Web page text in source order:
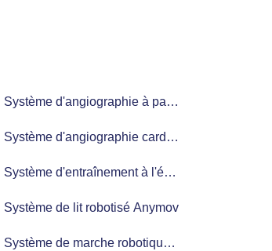
à panneaux plats
Système d'angiographie à panneau plat
Système d'angiographie cardiaque numérique
Système d'entraînement à l'équilibre Biodex
Système de lit robotisé Anymov
Système de marche robotique Lokomat